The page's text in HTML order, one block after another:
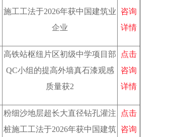
施工工法于2026年获中国建筑业
企业
咨询
详情
高铁站枢纽片区初级中学项目部
QC小组的提高外墙真石漆观感
质量获2
点击
咨询
详情
粉细沙地层超长大直径钻孔灌注
桩施工工法于2026年获中国建筑
点击
咨询